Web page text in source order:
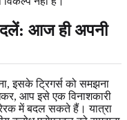
आज ही अपनी
इसके ट्रिगर्स को समझना
आप इसे एक विनाशकारी
में बदल सकते हैं। यात्रा